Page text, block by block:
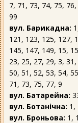
7, 71, 73, 74, 75,
99
вул. Барикадна:
121, 123, 125, 127,
145, 147, 149, 15,
23, 25, 27, 29, 3,
50, 51, 52, 53, 54,
71, 73, 75, 77, 9
вул. Батарейна:
вул. Ботанічна: 1,
вул. Броньова: 1,